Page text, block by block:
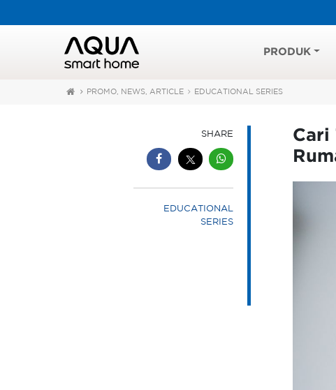
PRODUK
PROMO, NEWS, ARTICLE EDUCATIONAL SERIES
SHARE
EDUCATIONAL
SERIES
Cari